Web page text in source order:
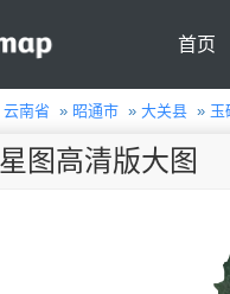
首页
云南省 » 昭通市» 大关县» 玉
图高清版大图